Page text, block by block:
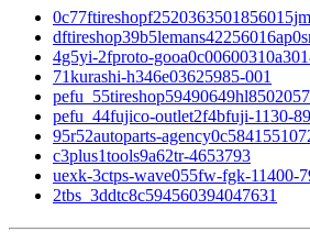
4g5yi-2fproto-
71kurashi-h346e03625985-001
pefu_44fujico-outlet2f4bfuji-1130-
95r52autoparts-
c3plus1tools9a62tr-4653793
uexk-3ctps-wave055fw-fgk-11400-
2tbs_3ddtc8c594560394047631